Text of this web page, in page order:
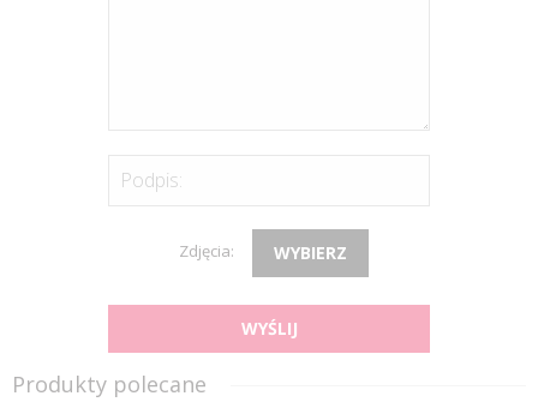
Podpis:
Zdjęcia: WYBIERZ
WYŚLIJ
Produkty polecane